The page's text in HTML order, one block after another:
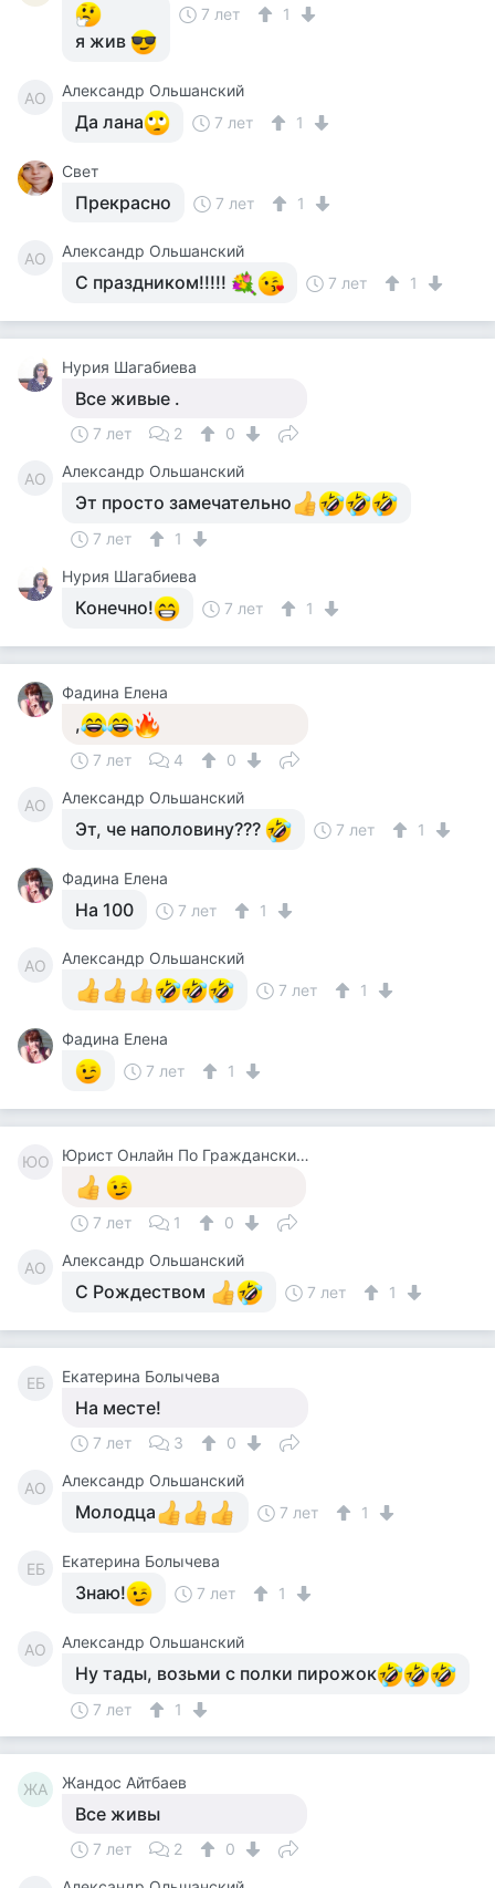
я жив
7 лет 1
АО Александр Ольшанский
Да лана 7 лет 1
Свет
Прекрасно 7 лет 1
АО Александр Ольшанский
С праздником!!!!! 7 лет 1
Нурия Шагабиева
Все живые .
7 лет 2 0
АО Александр Ольшанский
Эт просто замечательно
7 лет
1
Нурия Шагабиева
Конечно! 7 лет 1
Фадина Елена
,
7 лет 4 0
АО Александр Ольшанский
Эт, че наполовину??? 7 лет 1
Фадина Елена
На 100 7 лет 1
АО
Александр Ольшанский
7 лет
1
Фадина Елена
7 лет
1
ЮО Юрист Онлайн По Гражданским Делам
7 лет 1 0
АО Александр Ольшанский
С Рождеством 7 лет 1
ЕБ Екатерина Болычева
На месте!
7 лет 3 0
АО Александр Ольшанский
Молодца 7 лет 1
ЕБ Екатерина Болычева
Знаю! 7 лет 1
АО Александр Ольшанский
Ну тады, возьми с полки пирожок
7 лет 1
ЖА Жандос Айтбаев
Все живы
7 лет 2 0